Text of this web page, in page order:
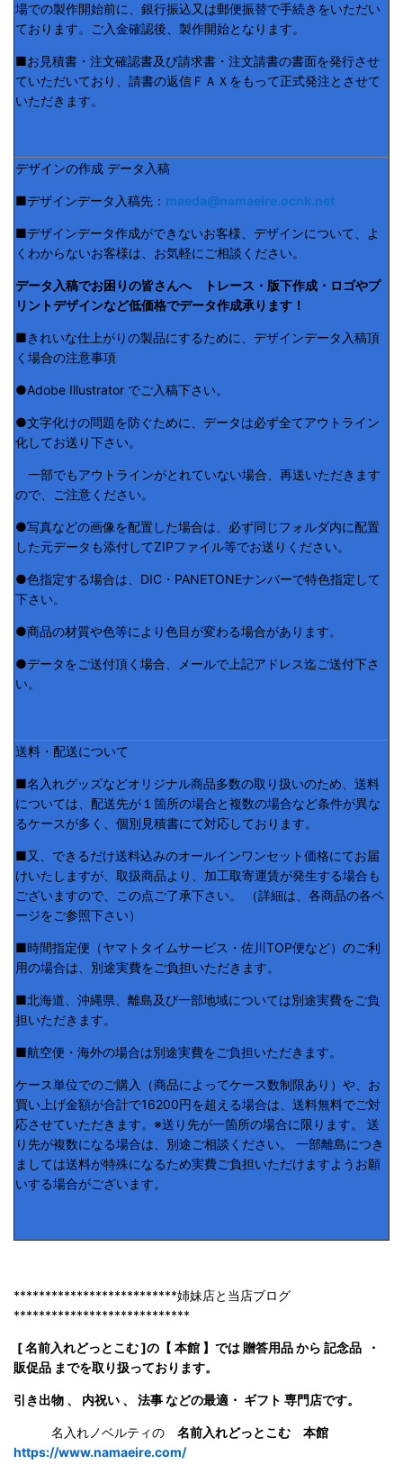
場での製作開始前に、銀行振込又は郵便振替で手続きをいただい
ております。ご入金確認後、製作開始となります。
■お見積書・注文確認書及び請求書・注文請書の書面を発行させ
ていただいており、請書の返信ＦＡＸをもって正式発注とさせて
いただきます。
デザインの作成 データ入稿
■デザインデータ入稿先： maeda@namaeire.ocnk.net
■デザインデータ作成ができないお客様、デザインについて、よ
くわからないお客様は、お気軽にご相談ください。
データ入稿でお困りの皆さんへ トレース・版下作成・ロゴやプ
リントデザインなど低価格でデータ作成承ります！
■きれいな仕上がりの製品にするために、デザインデータ入稿頂
く場合の注意事項
●Adobe Illustrator でご入稿下さい。
●文字化けの問題を防ぐために、データは必ず全てアウトライン
化してお送り下さい。
一部でもアウトラインがとれていない場合、再送いただきます
ので、ご注意ください。
●写真などの画像を配置した場合は、必ず同じフォルダ内に配置
した元データも添付してZIPファイル等でお送りください。
●色指定する場合は、DIC・PANETONEナンバーで特色指定して
下さい。
●商品の材質や色等により色目が変わる場合があります。
●データをご送付頂く場合、メールで上記アドレス迄ご送付下さ
い。
送料・配送について
■名入れグッズなどオリジナル商品多数の取り扱いのため、送料
については、配送先が１箇所の場合と複数の場合など条件が異な
るケースが多く、個別見積書にて対応しております。
■又、できるだけ送料込みのオールインワンセット価格にてお届
けいたしますが、取扱商品より、加工取寄運賃が発生する場合も
ございますので、この点ご了承下さい。 （詳細は、各商品の各ペ
ージをご参照下さい）
■時間指定便（ヤマトタイムサービス・佐川TOP便など）のご利
用の場合は、別途実費をご負担いただきます。
■北海道、沖縄県、離島及び一部地域については別途実費をご負
担いただきます。
■航空便・海外の場合は別途実費をご負担いただきます。
ケース単位でのご購入（商品によってケース数制限あり）や、お
買い上げ金額が合計で16200円を超える場合は、送料無料でご対
応させていただきます。※送り先が一箇所の場合に限ります。 送
り先が複数になる場合は、別途ご相談ください。 一部離島につき
ましては送料が特殊になるため実費ご負担いただけますようお願
いする場合がございます。
**************************姉妹店と当店ブログ
****************************
[ 名前入れどっとこむ ]の【 本館 】では 贈答用品 から 記念品 ・
販促品 までを取り扱っております。
引き出物 、 内祝い 、 法事 などの最適・ ギフト 専門店です。
名入れノベルティの 名前入れどっとこむ 本館
https://www.namaeire.com/